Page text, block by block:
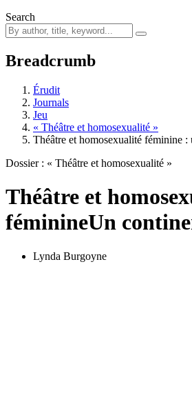
Search
Breadcrumb
Érudit
Journals
Jeu
« Théâtre et homosexualité »
Théâtre et homosexualité féminine
Dossier : « Théâtre et homosexualité »
Théâtre et
féminineUn
Lynda Burgoyne